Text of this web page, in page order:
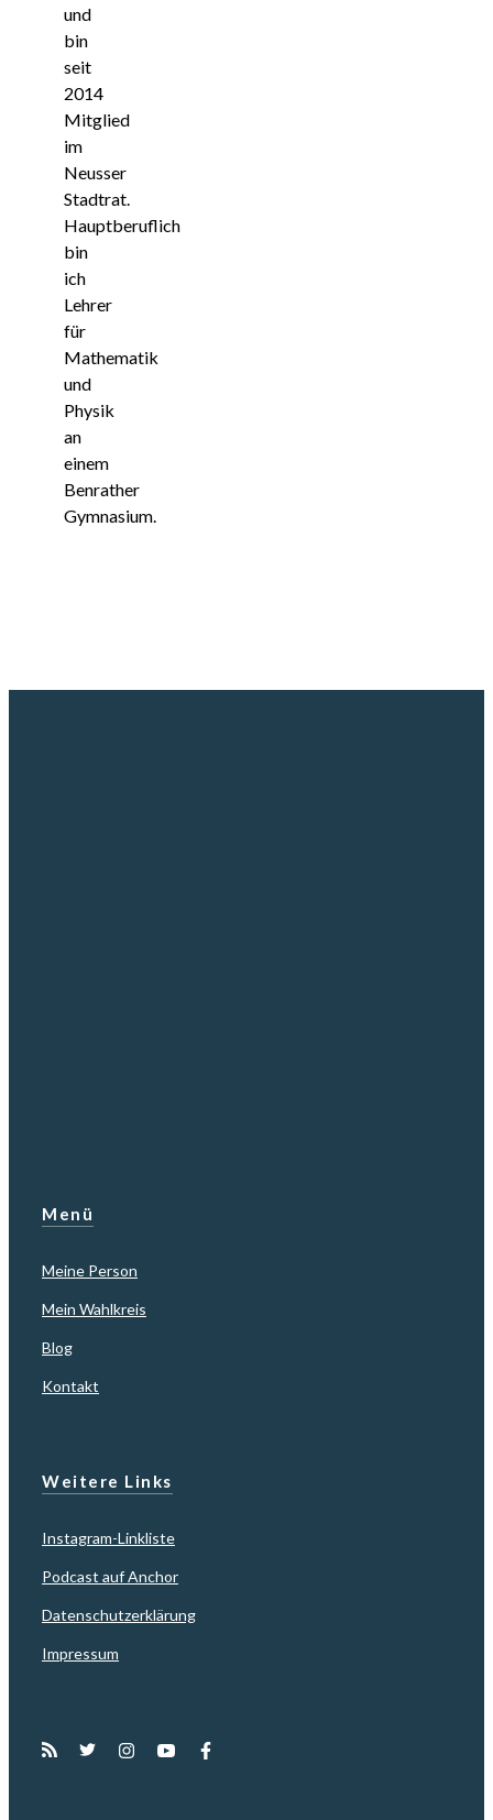
und
bin
seit
2014
Mitglied
im
Neusser
Stadtrat.
Hauptberuflich
bin
ich
Lehrer
für
Mathematik
und
Physik
an
einem
Benrather
Gymnasium.
Menü
Meine Person
Mein Wahlkreis
Blog
Kontakt
Weitere Links
Instagram-Linkliste
Podcast auf Anchor
Datenschutzerklärung
Impressum